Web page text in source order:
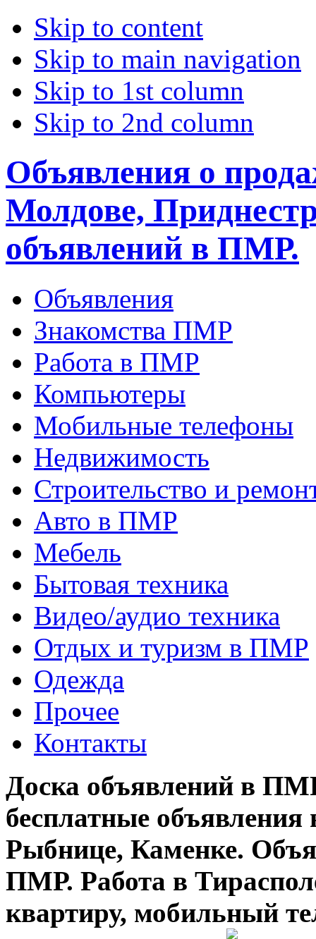
Skip to content
Skip to main navigation
Skip to 1st column
Skip to 2nd column
Объявления о
Молдове,
объявлений в ПМР.
Объявления
Знакомства ПМР
Работа в ПМР
Компьютеры
Мобильные телефоны
Недвижимость
Строительство и
Авто в ПМР
Мебель
Бытовая техника
Видео/аудио техника
Отдых и туризм в ПМР
Одежда
Прочее
Контакты
Доска объявлений в
бесплатные объявления
Рыбнице, Каменке.
ПМР. Работа в
квартиру, мобильный